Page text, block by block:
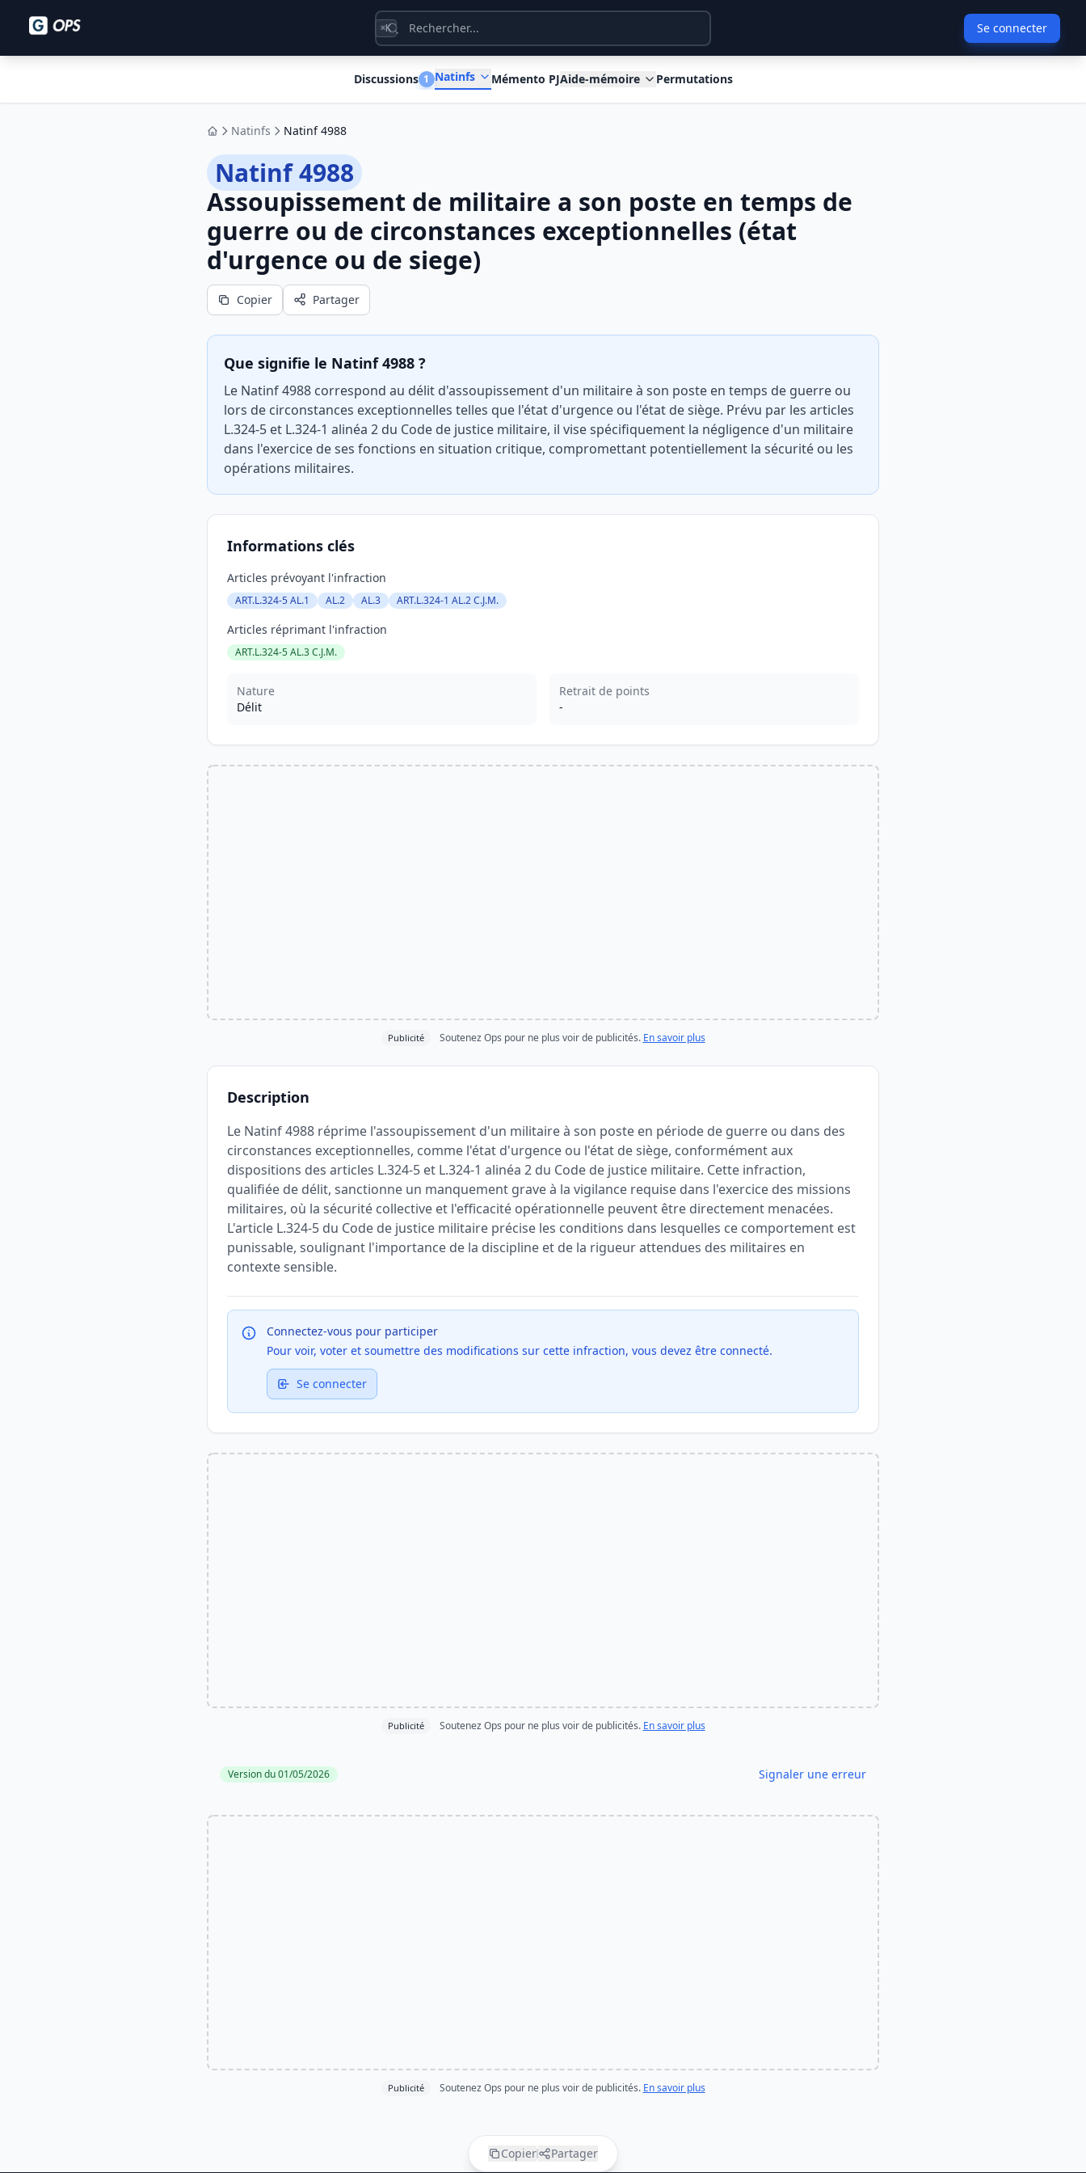
⌘K Se connecter
Discussions 1 Natinfs Mémento PJAide-mémoire Permutations
AccueilNatinfs Natinf 4988
Natinf 4988
Assoupissement de militaire a son poste en temps de
guerre ou de circonstances exceptionnelles (état
d'urgence ou de siege)
Copier Partager
Que signifie le Natinf 4988 ?
Le Natinf 4988 correspond au délit d'assoupissement d'un militaire à son poste en temps de guerre ou
lors de circonstances exceptionnelles telles que l'état d'urgence ou l'état de siège. Prévu par les articles
L.324-5 et L.324-1 alinéa 2 du Code de justice militaire, il vise spécifiquement la négligence d'un militaire
dans l'exercice de ses fonctions en situation critique, compromettant potentiellement la sécurité ou les
opérations militaires.
Informations clés
Articles prévoyant l'infraction
ART.L.324-5 AL.1 AL.2 AL.3 ART.L.324-1 AL.2 C.J.M.
Articles réprimant l'infraction
ART.L.324-5 AL.3 C.J.M.
Nature
Délit
Retrait de points
-
Publicité Soutenez Ops pour ne plus voir de publicités. En savoir plus
Description
Le Natinf 4988 réprime l'assoupissement d'un militaire à son poste en période de guerre ou dans des
circonstances exceptionnelles, comme l'état d'urgence ou l'état de siège, conformément aux
dispositions des articles L.324-5 et L.324-1 alinéa 2 du Code de justice militaire. Cette infraction,
qualifiée de délit, sanctionne un manquement grave à la vigilance requise dans l'exercice des missions
militaires, où la sécurité collective et l'efficacité opérationnelle peuvent être directement menacées.
L'article L.324-5 du Code de justice militaire précise les conditions dans lesquelles ce comportement est
punissable, soulignant l'importance de la discipline et de la rigueur attendues des militaires en
contexte sensible.
Connectez-vous pour participer
Pour voir, voter et soumettre des modifications sur cette infraction, vous devez être connecté.
Se connecter
Publicité Soutenez Ops pour ne plus voir de publicités. En savoir plus
Version du 01/05/2026 Signaler une erreur
Publicité Soutenez Ops pour ne plus voir de publicités. En savoir plus
Copier Partager